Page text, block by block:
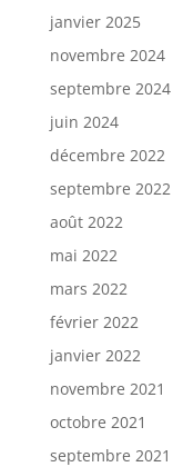
janvier 2025
novembre 2024
septembre 2024
juin 2024
décembre 2022
septembre 2022
août 2022
mai 2022
mars 2022
février 2022
janvier 2022
novembre 2021
octobre 2021
septembre 2021